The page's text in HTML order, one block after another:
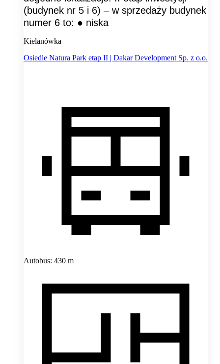
(budynek nr 5 i 6) – w sprzedaży budynek
numer 6 to: ● niska
Kielanówka
Osiedle Natura Park etap II | Dakar Development Sp. z o.o.
Autobus: 430 m